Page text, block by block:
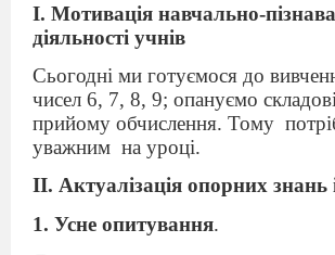
І. Мотивація навчально-
діяльності учнів
Сьогодні ми готуємося до
чисел 6, 7, 8, 9; опануємо складові
прийому обчислення. Тому
уважним на уроці.
ІІ. Актуалізація опорних знань і
1. Усне опитування.